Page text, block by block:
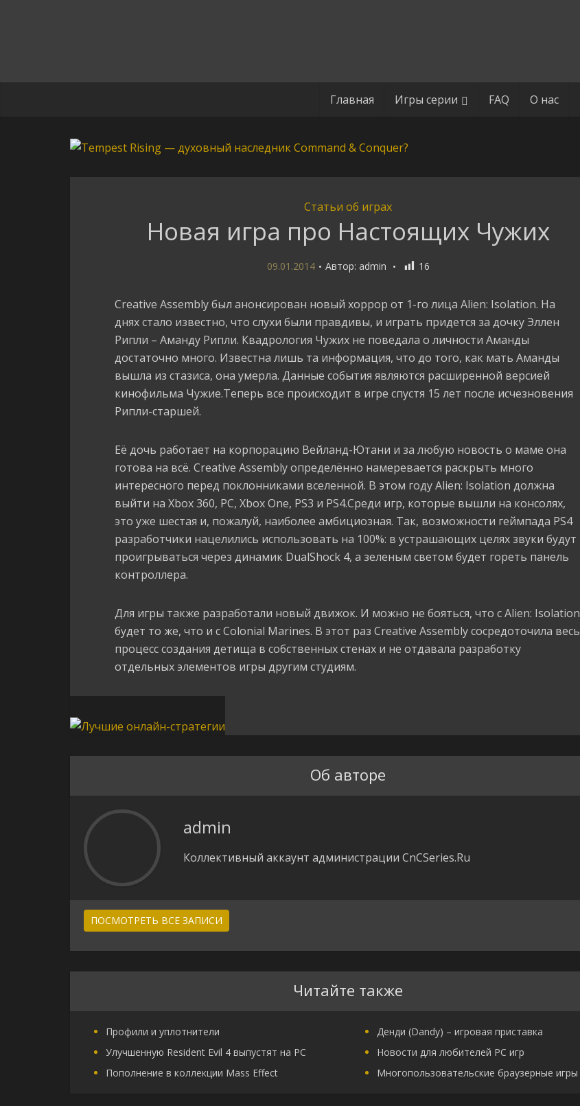
Главная Игры серии FAQ О нас
Статьи об играх
Новая игра про Настоящих Чужих
09.01.2014 Автор: admin 16
Creative Assembly был анонсирован новый хоррор от 1-го лица Alien: Isolation. На
днях стало известно, что слухи были правдивы, и играть придется за дочку Эллен
Рипли – Аманду Рипли. Квадрология Чужих не поведала о личности Аманды
достаточно много. Известна лишь та информация, что до того, как мать Аманды
вышла из стазиса, она умерла. Данные события являются расширенной версией
кинофильма Чужие.Теперь все происходит в игре спустя 15 лет после исчезновения
Рипли-старшей.
Её дочь работает на корпорацию Вейланд-Ютани и за любую новость о маме она
готова на всё. Creative Assembly определённо намеревается раскрыть много
интересного перед поклонниками вселенной. В этом году Alien: Isolation должна
выйти на Xbox 360, PC, Xbox One, PS3 и PS4.Среди игр, которые вышли на консолях,
это уже шестая и, пожалуй, наиболее амбициозная. Так, возможности геймпада PS4
разработчики нацелились использовать на 100%: в устрашающих целях звуки будут
проигрываться через динамик DualShock 4, а зеленым светом будет гореть панель
контроллера.
Для игры также разработали новый движок. И можно не бояться, что с Alien: Isolation
будет то же, что и с Colonial Marines. В этот раз Creative Assembly сосредоточила весь
процесс создания детища в собственных стенах и не отдавала разработку
отдельных элементов игры другим студиям.
Об авторе
admin
Коллективный аккаунт администрации CnCSeries.Ru
ПОСМОТРЕТЬ ВСЕ ЗАПИСИ
Читайте также
Профили и уплотнители
Денди (Dandy) – игровая приставка
Улучшенную Resident Evil 4 выпустят на PC
Новости для любителей PC игр
Пополнение в коллекции Mass Effect
Многопользовательские браузерные игры